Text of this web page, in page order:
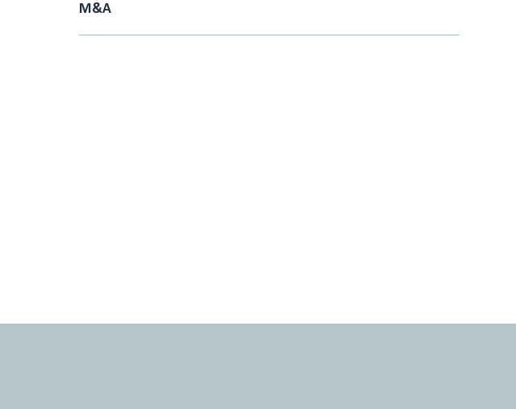
M&A